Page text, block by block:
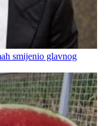
smijenio glavnog